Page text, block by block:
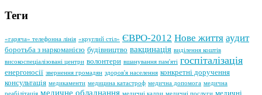
Теги
«гаряча» телефонна лінія «круглий стіл» ЄВРО-2012 Нове життя аудит
боротьба з наркоманією будівництво вакцинація виділення коштів
високоспеціалізовані центри волонтери вшанування пам'яті госпіталізація
енергоносії звернення громадян здоров'я населення конкретні доручення
консультація медикаменти медицина катастроф медична допомога медична
реабілітація медичне обладнання медичні кадри медичні послуги медичні